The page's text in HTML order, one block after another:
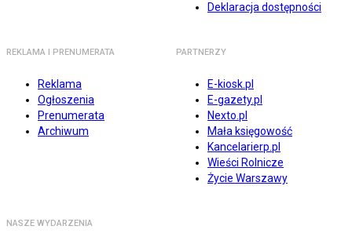
Deklaracja dostępności
REKLAMA I PRENUMERATA
Reklama
Ogłoszenia
Prenumerata
Archiwum
PARTNERZY
E-kiosk.pl
E-gazety.pl
Nexto.pl
Mała księgowość
Kancelarierp.pl
Wieści Rolnicze
Życie Warszawy
NASZE WYDARZENIA